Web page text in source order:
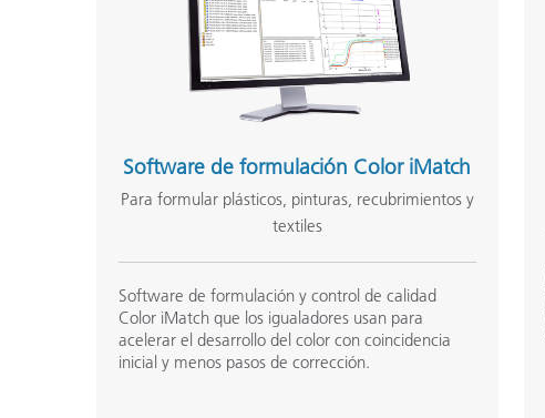
Software de formulación Color iMatch
Para formular plásticos, pinturas, recubrimientos y
textiles
Software de formulación y control de calidad
Color iMatch que los igualadores usan para
acelerar el desarrollo del color con coincidencia
inicial y menos pasos de corrección.